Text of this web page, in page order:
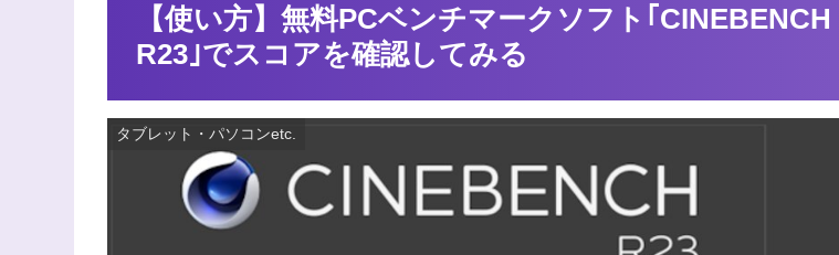
【使い方】無料PCベンチマークソフト｢CINEBENCH
R23｣でスコアを確認してみる
タブレット・パソコンetc.